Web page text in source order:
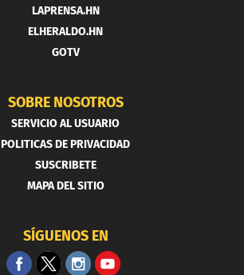
LAPRENSA.HN
ELHERALDO.HN
GOTV
SOBRE NOSOTROS
SERVICIO AL USUARIO
POLITICAS DE PRIVACIDAD
SUSCRIBETE
MAPA DEL SITIO
SÍGUENOS EN